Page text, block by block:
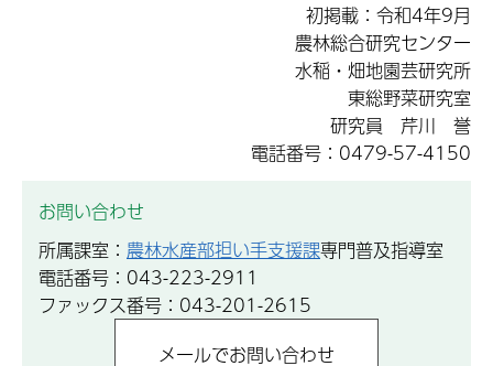
初掲載：令和4年9月
農林総合研究センター
水稲・畑地園芸研究所
東総野菜研究室
研究員 芹川 誉
電話番号：0479-57-4150
お問い合わせ
所属課室： 農林水産部担い手支援課専門普及指導室
電話番号：043-223-2911
ファックス番号：043-201-2615